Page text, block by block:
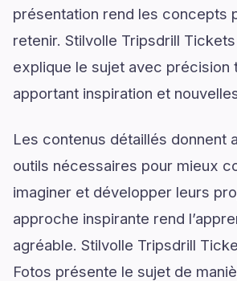
présentation rend les concepts
retenir. Stilvolle Tripsdrill
explique le sujet avec précision
apportant inspiration et
Les contenus détaillés donnent
outils nécessaires pour mieux
imaginer et développer leurs
approche inspirante rend
agréable. Stilvolle Tripsdrill
Fotos présente le sujet de